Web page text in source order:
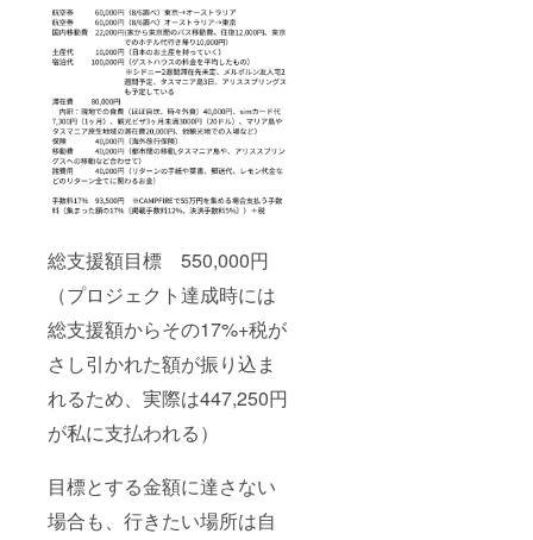
総支援額目標 550,000円
（プロジェクト達成時には
総支援額からその17%+税が
さし引かれた額が振り込ま
れるため、実際は447,250円
が私に支払われる）
目標とする金額に達さない
場合も、行きたい場所は自